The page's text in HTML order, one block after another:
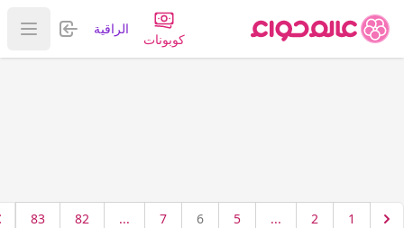
كوبونات
الراقية تسجيل
عرض
1
2
...
5
6
7
...
82
83